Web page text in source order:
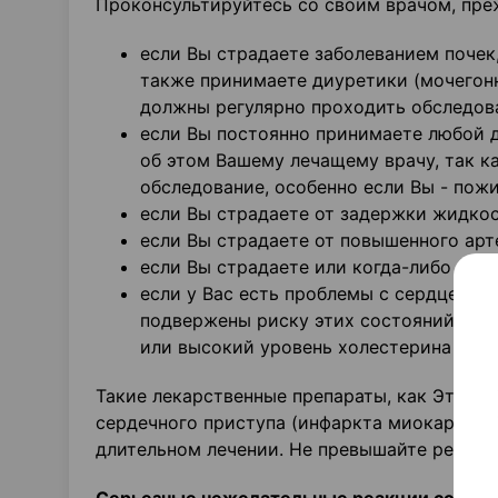
Проконсультируйтесь со своим врачом,
если Вы страдаете заболеванием
также принимаете диуретики
должны регулярно проходить
если Вы постоянно принимаете любой
об этом Вашему лечащему врачу, так
обследование, особенно если Вы -
если Вы страдаете от задержки
если Вы страдаете от повышенного
если Вы страдаете или когда-либо
если у Вас есть проблемы с сердцем,
подвержены риску этих состояний
или высокий уровень холестерина или
Такие лекарственные препараты, как
сердечного приступа (инфаркта миокарда)
длительном лечении. Не превышайте